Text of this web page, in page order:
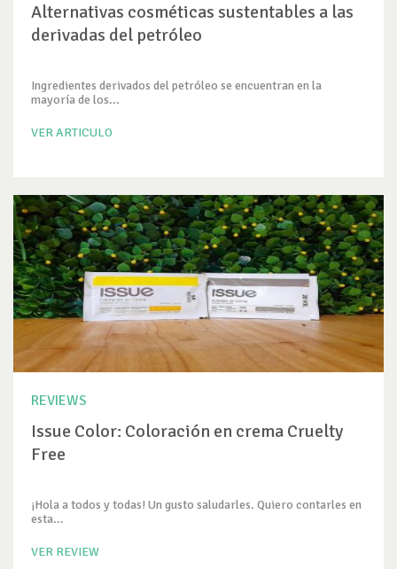
Alternativas cosméticas sustentables a las
derivadas del petróleo
Ingredientes derivados del petróleo se encuentran en la
mayoría de los...
VER ARTICULO
REVIEWS
Issue Color: Coloración en crema Cruelty
Free
¡Hola a todos y todas! Un gusto saludarles. Quiero contarles en
esta...
VER REVIEW